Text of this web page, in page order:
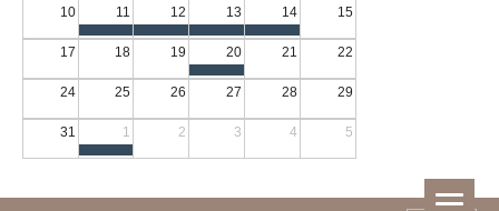
10 11 12 13 14 15
17 18 19 20 21 22
24 25 26 27 28 29
31 1 2 3 4 5